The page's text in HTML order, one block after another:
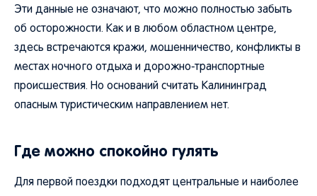
Эти данные не означают, что можно полностью забыть
об осторожности. Как и в любом областном центре,
здесь встречаются кражи, мошенничество, конфликты в
местах ночного отдыха и дорожно-транспортные
происшествия. Но оснований считать Калининград
опасным туристическим направлением нет.
Где можно спокойно гулять
Для первой поездки подходят центральные и наиболее